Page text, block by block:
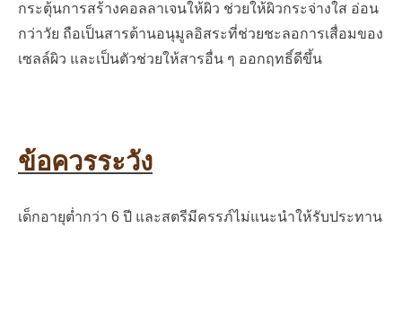
กระตุ้นการสร้างคอลลาเจนให้ผิว ช่วยให้ผิวกระจ่างใส อ่อน
กว่าวัย ถือเป็นสารต้านอนุมูลอิสระที่ช่วยชะลอการเสื่อมของ
เซลล์ผิว และเป็นตัวช่วยให้สารอื่น ๆ ออกฤทธิ์ดีขึ้น
ข้อควรระวัง
เด็กอายุต่ำกว่า 6 ปี และสตรีมีครรภ์ไม่แนะนำให้รับประทาน